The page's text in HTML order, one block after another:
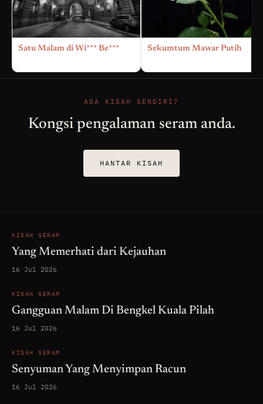
Satu Malam di Wi*** Be*** Sekumtum Mawar Putih
ADA KISAH SENDIRI?
Kongsi pengalaman seram anda.
HANTAR KISAH
KISAH SERAM
Yang Memerhati dari Kejauhan
16 Jul 2026
KISAH SERAM
Gangguan Malam Di Bengkel Kuala Pilah
16 Jul 2026
KISAH SERAM
Senyuman Yang Menyimpan Racun
16 Jul 2026